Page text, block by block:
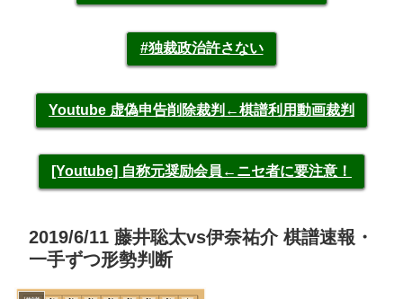
#独裁政治許さない
Youtube 虚偽申告削除裁判←棋譜利用動画裁判
[Youtube] 自称元奨励会員←ニセ者に要注意！
2019/6/11 藤井聡太vs伊奈祐介 棋譜速報・
一手ずつ形勢判断